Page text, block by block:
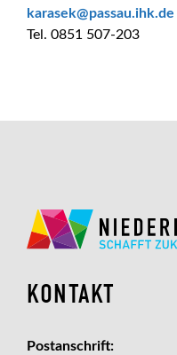
karasek
_at_
passau.ihk.de
Tel. 0851 507-203
KONTAKT
Postanschrift: